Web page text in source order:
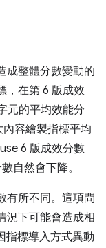
成整體分數變動的
，在第 6 版成效
元的平均效能分
容繪製指標平均
6 版成效分數
自然會下降。
有所不同。這項問
況下可能會造成相
指標導入方式異動